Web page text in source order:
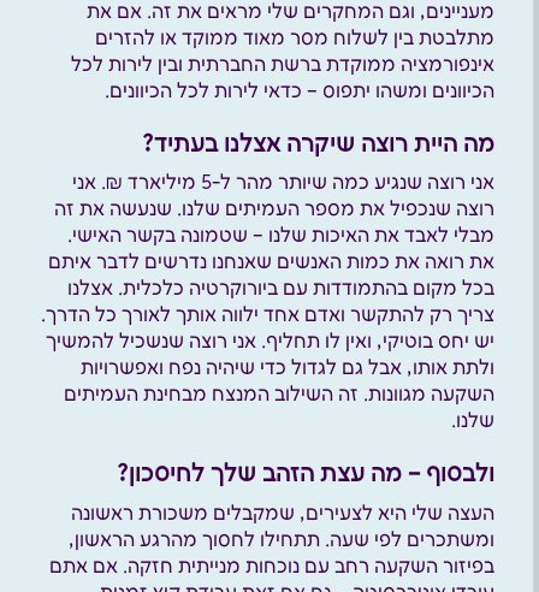
מעניינים, וגם המחקרים שלי מראים את זה. אם את
מתלבטת בין לשלוח מסר מאוד ממוקד או להזרים
אינפורמציה ממוקדת ברשת החברתית ובין לירות לכל
הכיוונים ומשהו יתפוס – כדאי לירות לכל הכיוונים.
מה היית רוצה שיקרה אצלנו בעתיד?
אני רוצה שנגיע כמה שיותר מהר ל-5 מיליארד ₪. אני
רוצה שנכפיל את מספר העמיתים שלנו. שנעשה את זה
מבלי לאבד את האיכות שלנו – שטמונה בקשר האישי.
את רואה את כמות האנשים שאנחנו נדרשים לדבר איתם
בכל מקום בהתמודדות עם ביורוקרטיה כלכלית. אצלנו
צריך רק להתקשר ואדם אחד ילווה אותך לאורך כל הדרך.
יש יחס בוטיקי, ואין לו תחליף. אני רוצה שנשכיל להמשיך
ולתת אותו, אבל גם לגדול כדי שיהיה נפח ואפשרויות
השקעה מגוונות. זה השילוב המנצח מבחינת העמיתים
שלנו.
ולבסוף – מה עצת הזהב שלך לחיסכון?
העצה שלי היא לצעירים, שמקבלים משכורת ראשונה
ומשתכרים לפי שעה. תתחילו לחסוך מהרגע הראשון,
בפיזור השקעה רחב עם נוכחות מנייתית חזקה. אם אתם